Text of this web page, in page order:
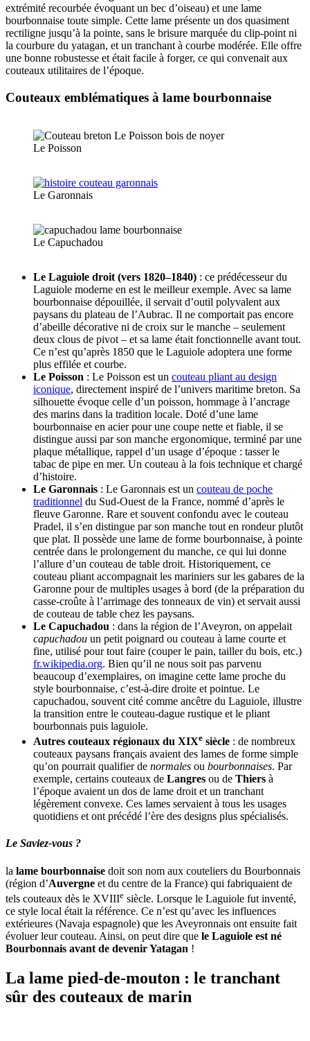
extrémité recourbée évoquant un bec d’oiseau) et une lame
bourbonnaise toute simple. Cette lame présente un dos quasiment
rectiligne jusqu’à la pointe, sans le brisure marquée du clip-point ni
la courbure du yatagan, et un tranchant à courbe modérée. Elle offre
une bonne robustesse et était facile à forger, ce qui convenait aux
couteaux utilitaires de l’époque.
Couteaux emblématiques à lame bourbonnaise
Le Poisson
Le Garonnais
Le Capuchadou
Le Laguiole droit (vers 1820–1840) : ce prédécesseur du
Laguiole moderne en est le meilleur exemple. Avec sa lame
bourbonnaise dépouillée, il servait d’outil polyvalent aux
paysans du plateau de l’Aubrac. Il ne comportait pas encore
d’abeille décorative ni de croix sur le manche – seulement
deux clous de pivot – et sa lame était fonctionnelle avant tout.
Ce n’est qu’après 1850 que le Laguiole adoptera une forme
plus effilée et courbe.
Le Poisson : Le Poisson est un couteau pliant au design
iconique, directement inspiré de l’univers maritime breton. Sa
silhouette évoque celle d’un poisson, hommage à l’ancrage
des marins dans la tradition locale. Doté d’une lame
bourbonnaise en acier pour une coupe nette et fiable, il se
distingue aussi par son manche ergonomique, terminé par une
plaque métallique, rappel d’un usage d’époque : tasser le
tabac de pipe en mer. Un couteau à la fois technique et chargé
d’histoire.
Le Garonnais : Le Garonnais est un couteau de poche
traditionnel du Sud-Ouest de la France, nommé d’après le
fleuve Garonne. Rare et souvent confondu avec le couteau
Pradel, il s’en distingue par son manche tout en rondeur plutôt
que plat. Il possède une lame de forme bourbonnaise​, à pointe
centrée dans le prolongement du manche, ce qui lui donne
l’allure d’un couteau de table droit. Historiquement, ce
couteau pliant accompagnait les mariniers sur les gabares de la
Garonne pour de multiples usages à bord (de la préparation du
casse-croûte à l’arrimage des tonneaux de vin) et servait aussi
de couteau de table chez les paysans.
Le Capuchadou : dans la région de l’Aveyron, on appelait
capuchadou un petit poignard ou couteau à lame courte et
fine, utilisé pour tout faire (couper le pain, tailler du bois, etc.)​
fr.wikipedia.org. Bien qu’il ne nous soit pas parvenu
beaucoup d’exemplaires, on imagine cette lame proche du
style bourbonnaise, c’est-à-dire droite et pointue. Le
capuchadou, souvent cité comme ancêtre du Laguiole, illustre
la transition entre le couteau-dague rustique et le pliant
bourbonnais puis laguiole.
Autres couteaux régionaux du XIXe siècle : de nombreux
couteaux paysans français avaient des lames de forme simple
qu’on pourrait qualifier de normales ou bourbonnaises. Par
exemple, certains couteaux de Langres ou de Thiers à
l’époque avaient un dos de lame droit et un tranchant
légèrement convexe. Ces lames servaient à tous les usages
quotidiens et ont précédé l’ère des designs plus spécialisés.
Le Saviez-vous ?
la lame bourbonnaise doit son nom aux couteliers du Bourbonnais
(région d’Auvergne et du centre de la France) qui fabriquaient de
tels couteaux dès le XVIIIe siècle. Lorsque le Laguiole fut inventé,
ce style local était la référence. Ce n’est qu’avec les influences
extérieures (Navaja espagnole) que les Aveyronnais ont ensuite fait
évoluer leur couteau. Ainsi, on peut dire que le Laguiole est né
Bourbonnais avant de devenir Yatagan !
La lame pied-de-mouton : le tranchant
sûr des couteaux de marin